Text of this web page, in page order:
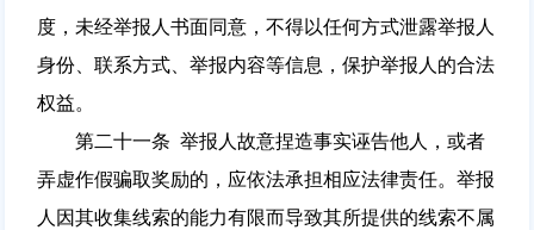
度，未经举报人书面同意，不得以任何方式泄露举报人
身份、联系方式、举报内容等信息，保护举报人的合法
权益。
第二十一条 举报人故意捏造事实诬告他人，或者
弄虚作假骗取奖励的，应依法承担相应法律责任。举报
人因其收集线索的能力有限而导致其所提供的线索不属